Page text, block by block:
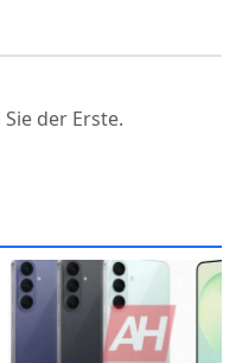
der Erste.